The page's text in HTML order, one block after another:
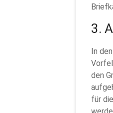
3.
In
den
für